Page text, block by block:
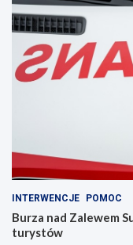
INTERWENCJE POMOC
Burza nad Zalewem
turystów